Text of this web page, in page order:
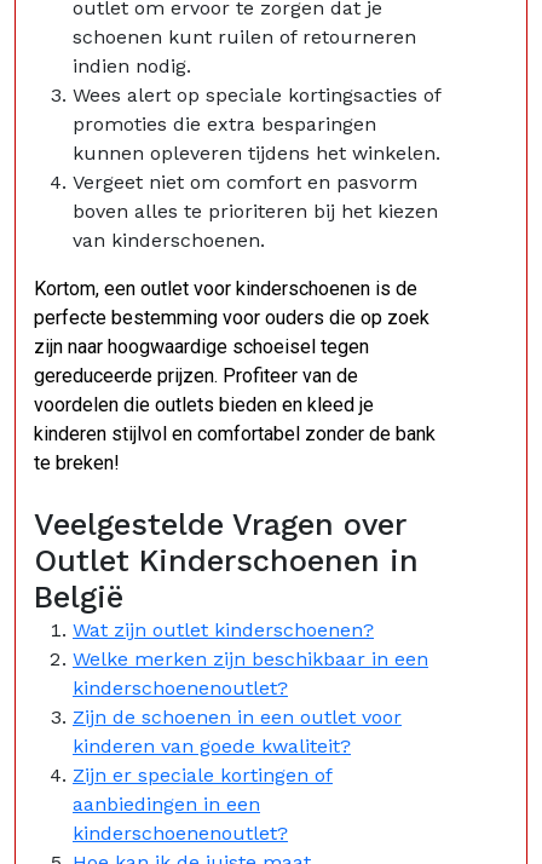
outlet om ervoor te zorgen dat je
schoenen kunt ruilen of retourneren
indien nodig.
Wees alert op speciale kortingsacties of
promoties die extra besparingen
kunnen opleveren tijdens het winkelen.
Vergeet niet om comfort en pasvorm
boven alles te prioriteren bij het kiezen
van kinderschoenen.
Kortom, een outlet voor kinderschoenen is de
perfecte bestemming voor ouders die op zoek
zijn naar hoogwaardige schoeisel tegen
gereduceerde prijzen. Profiteer van de
voordelen die outlets bieden en kleed je
kinderen stijlvol en comfortabel zonder de bank
te breken!
Veelgestelde Vragen over
Outlet Kinderschoenen in
België
Wat zijn outlet kinderschoenen?
Welke merken zijn beschikbaar in een
kinderschoenenoutlet?
Zijn de schoenen in een outlet voor
kinderen van goede kwaliteit?
Zijn er speciale kortingen of
aanbiedingen in een
kinderschoenenoutlet?